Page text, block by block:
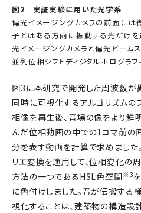
図2 実証実験に用いた光学系
偏光イメージングカメラの前面には
子とはある方向に振動する光だけを
光イメージングカメラと偏光ビーム
並列位相シフトディジタルホログラフ
図3に本研究で開発した周波数
同時に可視化するアルゴリズムの
相像を再生後、音場の像をより鮮
んだ位相動画の中での1コマ前の
分を表す動画を計算で求めました
リエ変換を適用して、位相変化の
方法の一つであるHSL色空間※3
に色付けしました。音が伝搬す
視化することは、建築物の構造